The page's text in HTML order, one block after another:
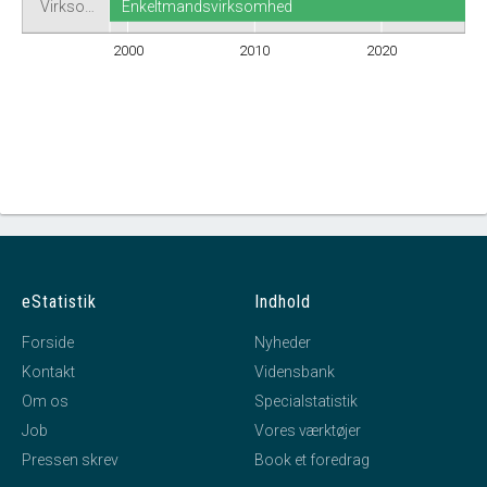
Virkso…
2000 2010 2020
Enkeltmandsvirksomhed
eStatistik
Forside
Kontakt
Om os
Job
Pressen skrev
Indhold
Nyheder
Vidensbank
Specialstatistik
Vores værktøjer
Book et foredrag